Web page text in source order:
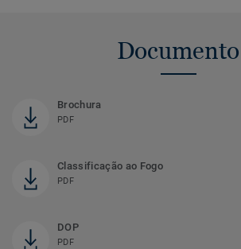
Documento
Brochura
PDF
Classificação ao Fogo
PDF
DOP
PDF